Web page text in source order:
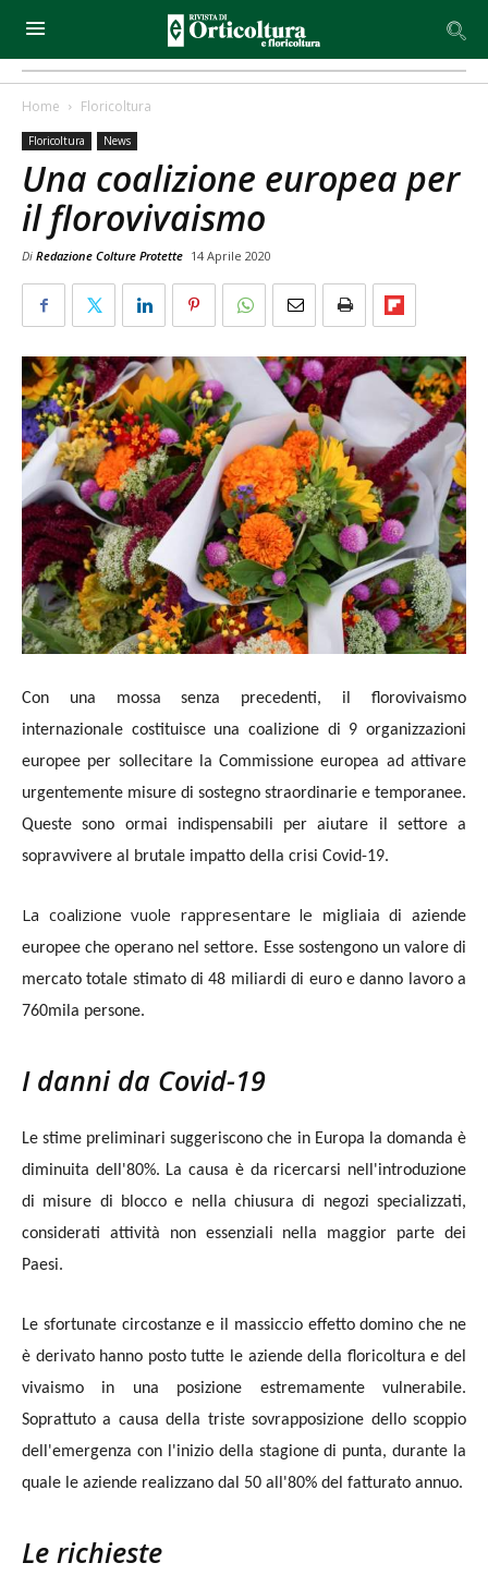
Home Floricoltura
Floricoltura News
Una coalizione europea per
il florovivaismo
Di Redazione Colture Protette 14 Aprile 2020
Con una mossa senza precedenti, il florovivaismo
internazionale costituisce una coalizione di 9 organizzazioni
europee per sollecitare la Commissione europea ad attivare
urgentemente misure di sostegno straordinarie e temporanee.
Queste sono ormai indispensabili per aiutare il settore a
sopravvivere al brutale impatto della crisi Covid-19.
La coalizione vuole rappresentare le
migliaia di aziende
europee che operano nel settore. Esse sostengono un valore di
mercato totale stimato di 48 miliardi di euro e danno lavoro a
760mila persone.
I danni da Covid-19
Le stime preliminari suggeriscono che in Europa la domanda è
diminuita dell'80%. La causa è da ricercarsi nell'introduzione
di misure di
blocco e nella chiusura di negozi specializzati,
considerati attività non essenziali nella maggior parte dei
Paesi.
Le sfortunate circostanze e il massiccio effetto domino che ne
è derivato hanno posto tutte le aziende della floricoltura e del
vivaismo in una posizione estremamente vulnerabile.
Soprattuto a causa della triste sovrapposizione dello scoppio
dell'emergenza con l'inizio della stagione di punta, durante la
quale le aziende realizzano dal 50 all'80% del fatturato annuo.
Le richieste